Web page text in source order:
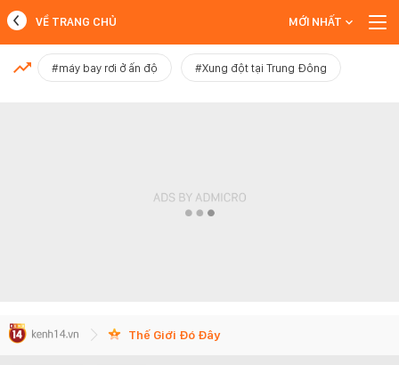
MỚI NHẤT
VỀ TRANG CHỦ MỚI NHẤT
#máy bay rơi ở ấn độ #Xung đột tại Trung Đông
Thế Giới Đó Đây